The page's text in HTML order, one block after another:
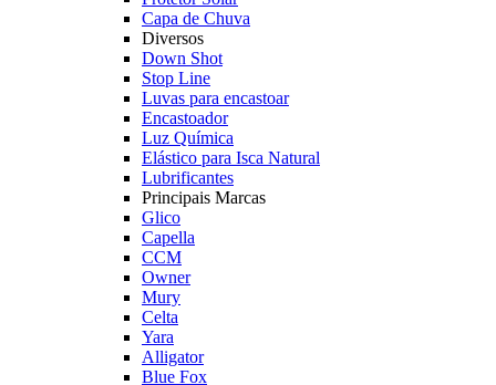
Capa de Chuva
Diversos
Down Shot
Stop Line
Luvas para encastoar
Encastoador
Luz Química
Elástico para Isca Natural
Lubrificantes
Principais Marcas
Glico
Capella
CCM
Owner
Mury
Celta
Yara
Alligator
Blue Fox